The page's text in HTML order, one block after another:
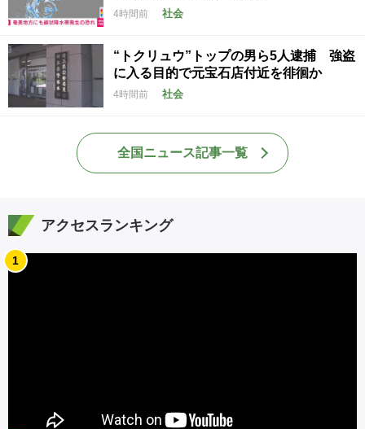
4時間前 社会
“トクリュウ”トップの男ら5人逮捕 強盗
に入る目的で元宝石店付近を徘徊か
4時間前 社会
全国ニュース記事一覧
アクセスランキング
1